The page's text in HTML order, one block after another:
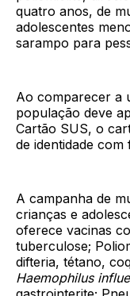
quatro anos, de
adolescentes
sarampo para
Ao comparecer a
população deve
Cartão SUS, o
de identidade com
A campanha de
crianças e
oferece vacinas
tuberculose;
difteria, tétano,
Haemophilus